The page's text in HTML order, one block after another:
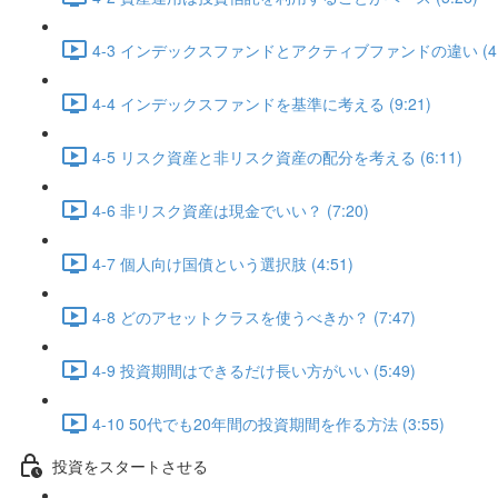
4-3 インデックスファンドとアクティブファンドの違い
4-4 インデックスファンドを基準に考える (9:21)
4-5 リスク資産と非リスク資産の配分を考える (6:11)
4-6 非リスク資産は現金でいい？ (7:20)
4-7 個人向け国債という選択肢 (4:51)
4-8 どのアセットクラスを使うべきか？ (7:47)
4-9 投資期間はできるだけ長い方がいい (5:49)
4-10 50代でも20年間の投資期間を作る方法 (3:55)
投資をスタートさせる